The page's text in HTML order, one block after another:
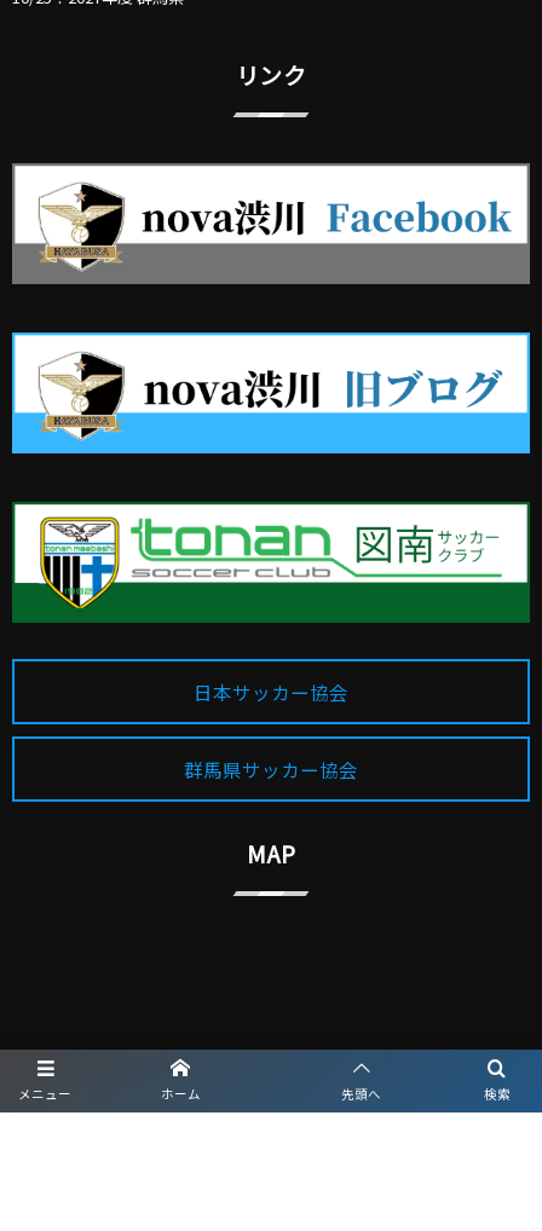
メニュー 検索
ホーム 先頭へ
リンク
日本サッカー協会
群馬県サッカー協会
MAP